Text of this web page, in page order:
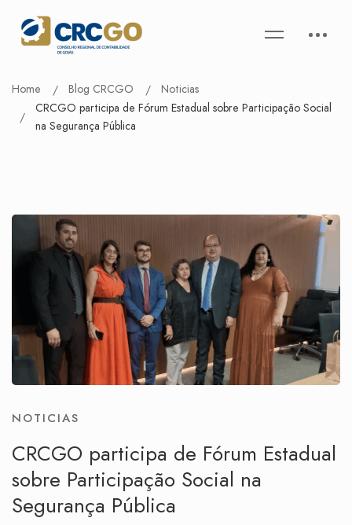
Home Blog CRCGO
Noticias
CRCGO participa de Fórum Estadual sobre Participação Social
na Segurança Pública
NOTICIAS
CRCGO participa de Fórum Estadual
sobre Participação Social na
Segurança Pública